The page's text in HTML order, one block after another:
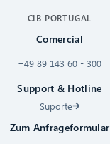
CIB PORTUGAL
Comercial
+49 89 143 60 - 300
Support & Hotline
Suporte
Zum Anfrageformular